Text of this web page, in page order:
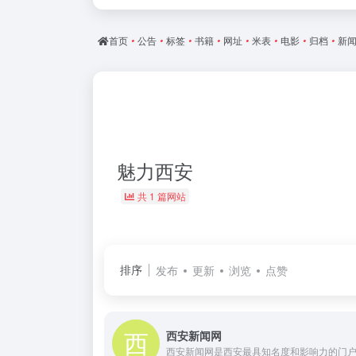
首页 • 公告 • 标签 • 书籍 • 网址 • 米表 • 电影 • 归档 • 新闻
魅力西安
共 1 篇网站
排序 发布 更新 浏览 点赞
西安新闻网